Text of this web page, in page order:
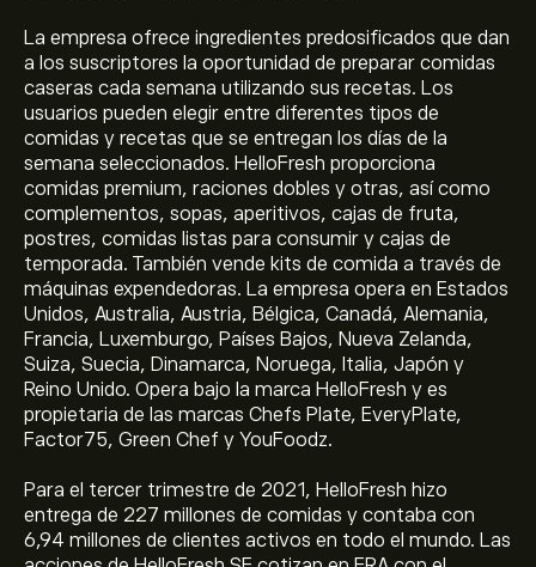
La empresa ofrece ingredientes predosificados que dan
a los suscriptores la oportunidad de preparar comidas
caseras cada semana utilizando sus recetas. Los
usuarios pueden elegir entre diferentes tipos de
comidas y recetas que se entregan los días de la
semana seleccionados. HelloFresh proporciona
comidas premium, raciones dobles y otras, así como
complementos, sopas, aperitivos, cajas de fruta,
postres, comidas listas para consumir y cajas de
temporada. También vende kits de comida a través de
máquinas expendedoras. La empresa opera en Estados
Unidos, Australia, Austria, Bélgica, Canadá, Alemania,
Francia, Luxemburgo, Países Bajos, Nueva Zelanda,
Suiza, Suecia, Dinamarca, Noruega, Italia, Japón y
Reino Unido. Opera bajo la marca HelloFresh y es
propietaria de las marcas Chefs Plate, EveryPlate,
Factor75, Green Chef y YouFoodz.
Para el tercer trimestre de 2021, HelloFresh hizo
entrega de 227 millones de comidas y contaba con
6,94 millones de clientes activos en todo el mundo. Las